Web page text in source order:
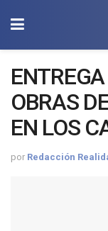
OBRAS
EN LOS
por Redacción